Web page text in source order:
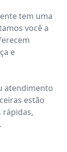
tem uma
você a
e
atendimento
estão
rápidas,